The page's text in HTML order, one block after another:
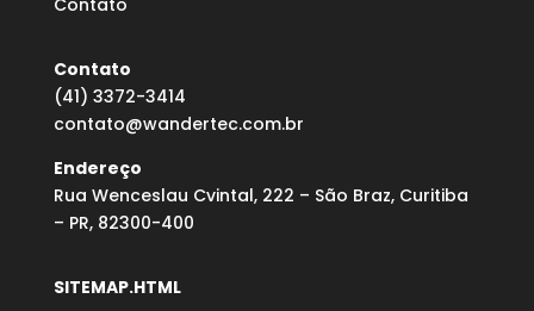
Contato
(41) 3372-3414
contato@wandertec.com.br
Endereço
Rua Wenceslau Cvintal, 222 – São Braz, Curitiba
– PR, 82300-400
SITEMAP.HTML